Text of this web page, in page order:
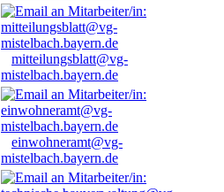
mitteilungsblatt@vg-
mistelbach.bayern.de
einwohneramt@vg-
mistelbach.bayern.de